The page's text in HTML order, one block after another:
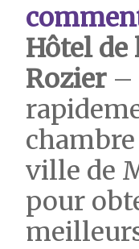
Hôtel de
Rozier–
ville de
pour